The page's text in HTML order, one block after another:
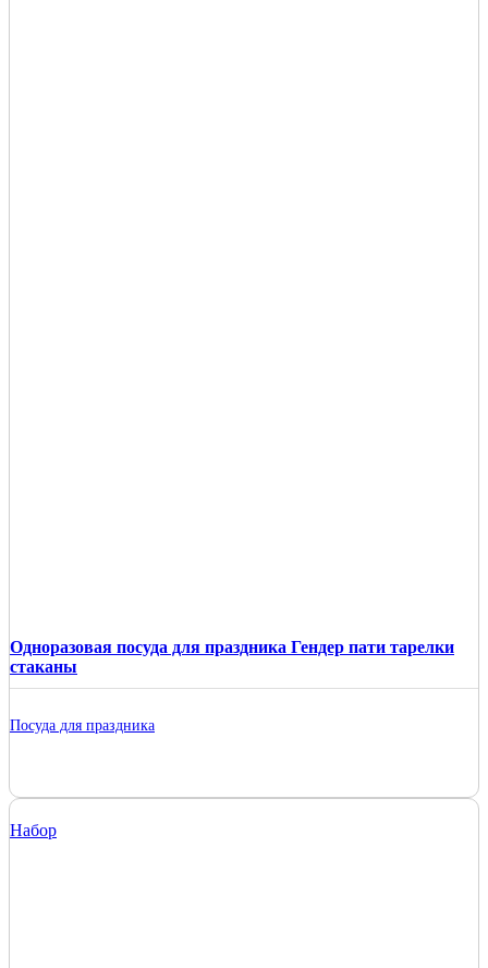
Одноразовая посуда для праздника Гендер пати тарелки
стаканы
Посуда для праздника
Набор